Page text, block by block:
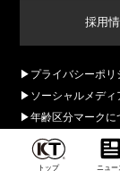
トップ ニュー
採用
プライバシーポリ
ソーシャルメディ
年齢区分マークに
本サイトの推奨環境：
JavaScriptとクッキー